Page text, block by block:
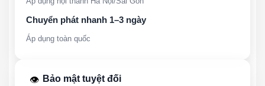
Chuyển phát nhanh 1–3 ngày
Áp dụng toàn quốc
👁️ Bảo mật tuyệt đối